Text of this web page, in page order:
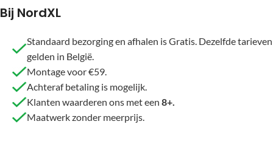
Bij NordXL
Standaard bezorging en afhalen is Gratis. Dezelfde tarieven
gelden in België.
Montage voor €59.
Achteraf betaling is mogelijk.
Klanten waarderen ons met een 8+.
Maatwerk zonder meerprijs.